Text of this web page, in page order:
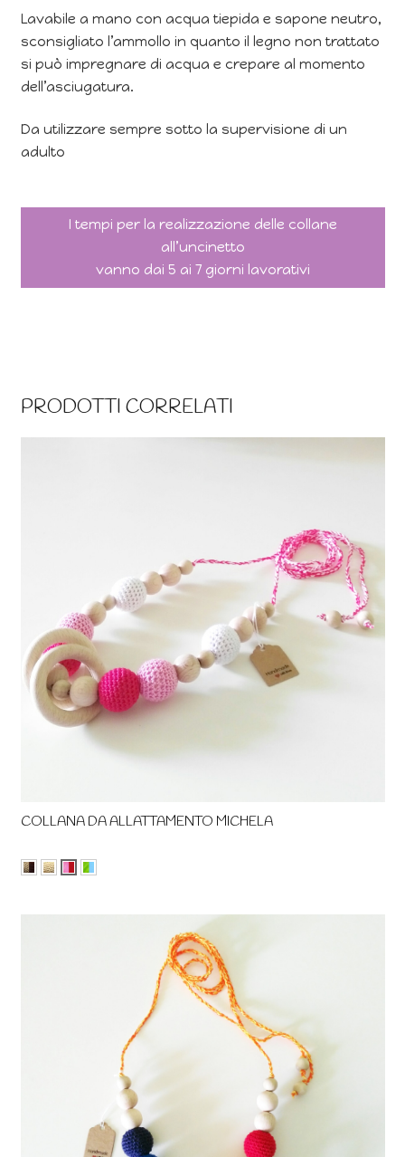
Lavabile a mano con acqua tiepida e sapone neutro,
sconsigliato l’ammollo in quanto il legno non trattato
si può impregnare di acqua e crepare al momento
dell’asciugatura.
Da utilizzare sempre sotto la supervisione di un
adulto
I tempi per la realizzazione delle collane
all’uncinetto
vanno dai 5 ai 7 giorni lavorativi
PRODOTTI CORRELATI
COLLANA DA ALLATTAMENTO MICHELA